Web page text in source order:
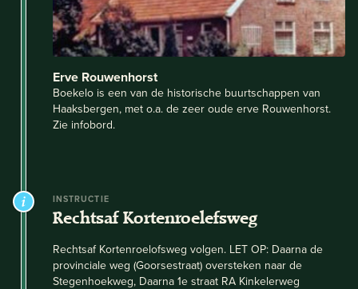
Erve Rouwenhorst
Boekelo is een van de historische buurtschappen van
Haaksbergen, met o.a. de zeer oude erve Rouwenhorst.
Zie infobord.
INSTRUCTIE
Rechtsaf Kortenroelefsweg
Rechtsaf Kortenroelofsweg volgen. LET OP: Daarna de
provinciale weg (Goorsestraat) oversteken naar de
Stegenhoekweg, Daarna 1e straat RA Kinkelerweg